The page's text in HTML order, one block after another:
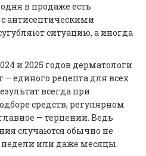
в продаже есть
антисептическими
ситуацию, а иногда
и 2025 годов дерматологи
единого рецепта для всех
всегда при
средств, регулярном
— терпении. Ведь
случаются обычно не
недели или даже месяцы.